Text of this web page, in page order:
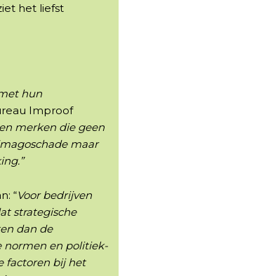
het liefst
hun
Improof
merken die geen
maar
“Voor bedrijven
strategische
dan de
normen en politiek-
factoren bij het